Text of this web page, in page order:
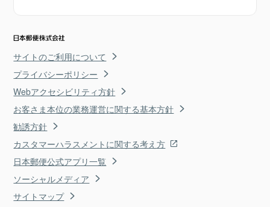
サイトのご利用について
プライバシーポリシー
Webアクセシビリティ方針
お客さま本位の業務運営に関する基本方針
勧誘方針
カスタマーハラスメントに関する考え方
日本郵便公式アプリ一覧
ソーシャルメディア
サイトマップ